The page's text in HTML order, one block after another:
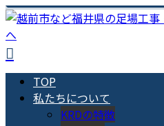
TOP
私たちについて
KRDの特徴